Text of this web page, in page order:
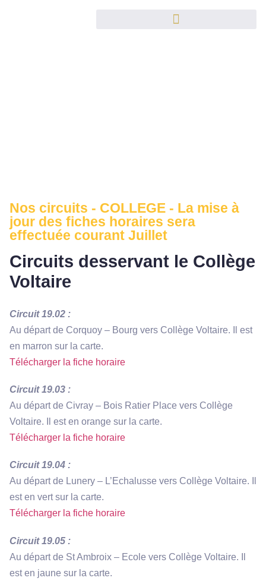
Nos circuits - COLLEGE - La mise à
jour des fiches horaires sera
effectuée courant Juillet
Circuits desservant le Collège
Voltaire
Circuit 19.02 :
Au départ de Corquoy – Bourg vers Collège Voltaire. Il est
en marron sur la carte.
Télécharger la fiche horaire
Circuit 19.03 :
Au départ de Civray – Bois Ratier Place vers Collège
Voltaire. Il est en orange sur la carte.
Télécharger la fiche horaire
Circuit 19.04 :
Au départ de Lunery – L’Echalusse vers Collège Voltaire. Il
est en vert sur la carte.
Télécharger la fiche horaire
Circuit 19.05 :
Au départ de St Ambroix – Ecole vers Collège Voltaire. Il
est en jaune sur la carte.